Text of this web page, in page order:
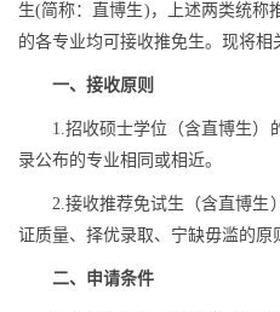
生(简称：直博生) ，上述两类统称
的各专业均可接收推免生。现将相
一、接收原则
1.招收硕士学位（含直博生）
录公布的专业相同或相近。
2.接收推荐免试生（含直博生
证质量、择优录取、宁缺毋滥的原
二、申请条件